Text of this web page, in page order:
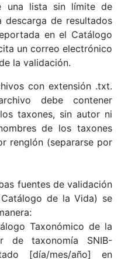
una lista sin límite de
descarga de resultados
en el Catálogo
un correo electrónico
la validación.
con extensión .txt.
debe contener
taxones, sin autor ni
de los taxones
renglón (separarse por
fuentes de validación
de la Vida) se
Taxonómico de la
de taxonomía SNIB-
[día/mes/año] en